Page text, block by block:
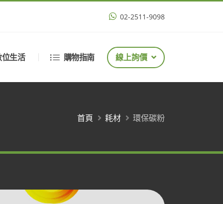
02-2511-9098
位生活 購物指南 線上詢價
首頁 耗材 環保碳粉